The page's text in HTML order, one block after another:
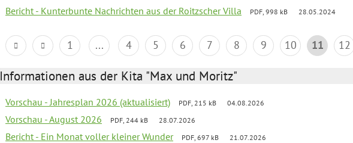
Bericht - Kunterbunte Nachrichten aus der Roitzscher Villa PDF, 998 kB 28.05.2024
1 ... 4 5 6 7 8 9 10 11 12
Informationen aus der Kita "Max und Moritz"
Vorschau - Jahresplan 2026 (aktualisiert) PDF, 215 kB 04.08.2026
Vorschau - August 2026 PDF, 244 kB 28.07.2026
Bericht - Ein Monat voller kleiner Wunder PDF, 697 kB 21.07.2026